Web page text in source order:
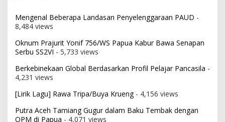
Mengenal Beberapa Landasan Penyelenggaraan PAUD -
8,484 views
Oknum Prajurit Yonif 756/WS Papua Kabur Bawa Senapan
Serbu SS2VI - 5,733 views
Berkebinekaan Global Berdasarkan Profil Pelajar Pancasila -
4,231 views
[Lirik Lagu] Rawa Tripa/Buya Krueng- 4,156 views
Putra Aceh Tamiang Gugur dalam Baku Tembak dengan
OPM di Papua - 4,071 views